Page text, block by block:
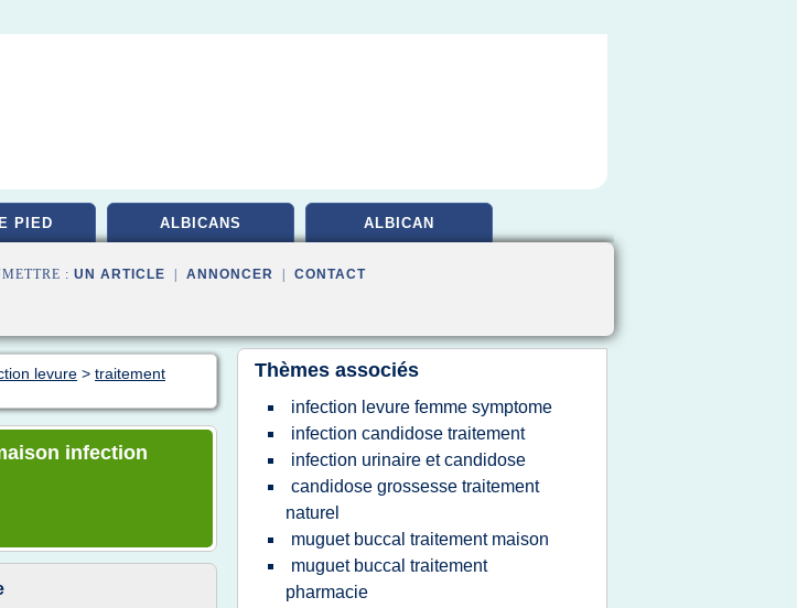
PIED ALBICANS ALBICAN
: UN ARTICLE ANNONCER CONTACT
levure > traitement
infection
Thèmes associés
infection levure femme symptome
infection candidose traitement
infection urinaire et candidose
candidose grossesse traitement
naturel
muguet buccal traitement maison
muguet buccal traitement
pharmacie